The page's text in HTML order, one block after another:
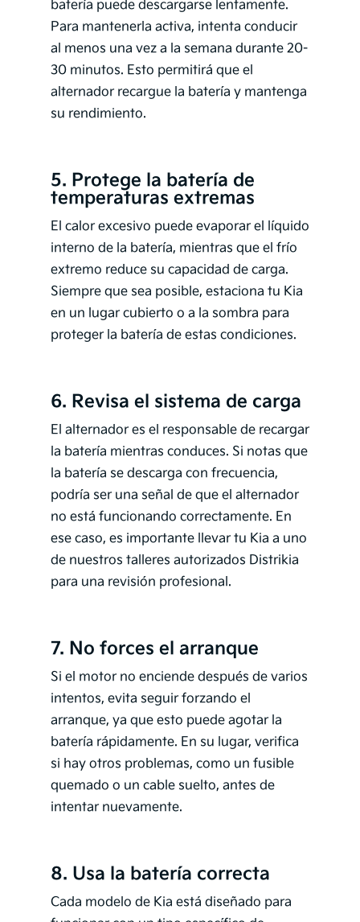
batería puede descargarse lentamente.
Para mantenerla activa, intenta conducir
al menos una vez a la semana durante 20-
30 minutos. Esto permitirá que el
alternador recargue la batería y mantenga
su rendimiento.
5. Protege la batería de
temperaturas extremas
El calor excesivo puede evaporar el líquido
interno de la batería, mientras que el frío
extremo reduce su capacidad de carga.
Siempre que sea posible, estaciona tu Kia
en un lugar cubierto o a la sombra para
proteger la batería de estas condiciones.
6. Revisa el sistema de carga
El alternador es el responsable de recargar
la batería mientras conduces. Si notas que
la batería se descarga con frecuencia,
podría ser una señal de que el alternador
no está funcionando correctamente. En
ese caso, es importante llevar tu Kia a uno
de nuestros talleres autorizados Distrikia
para una revisión profesional.
7. No forces el arranque
Si el motor no enciende después de varios
intentos, evita seguir forzando el
arranque, ya que esto puede agotar la
batería rápidamente. En su lugar, verifica
si hay otros problemas, como un fusible
quemado o un cable suelto, antes de
intentar nuevamente.
8. Usa la batería correcta
Cada modelo de Kia está diseñado para